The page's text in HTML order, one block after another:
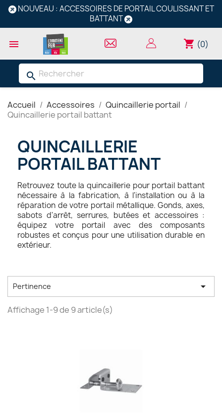
NOUVEAU : ACCESSOIRES DE PORTAIL COULISSANT ET
BATTANT
 shopping_cart (0)
search
Accueil Accessoires
Quincaillerie portail
Quincaillerie portail battant
QUINCAILLERIE
PORTAIL BATTANT
Retrouvez toute la quincaillerie pour portail battant
nécessaire à la fabrication, à l'installation ou à la
réparation de votre portail métallique. Gonds, axes,
sabots d'arrêt, serrures, butées et accessoires :
équipez votre portail avec des composants
robustes et conçus pour une utilisation durable en
extérieur.
Pertinence 
Affichage 1-9 de 9 article(s)